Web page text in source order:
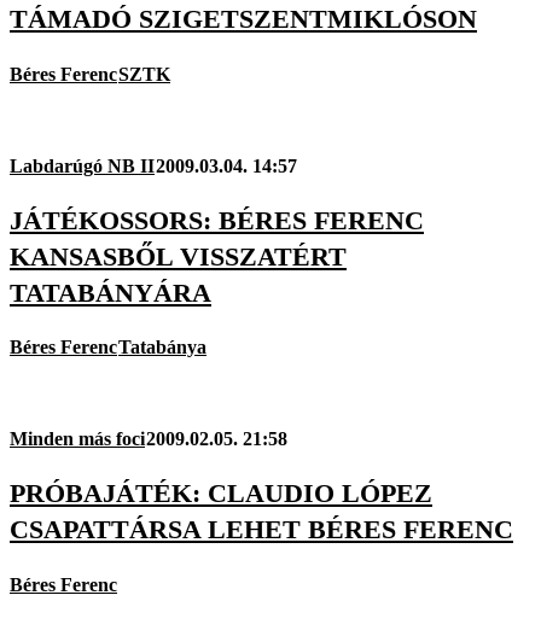
TÁMADÓ SZIGETSZENTMIKLÓSON
Béres FerencSZTK
Labdarúgó NB II2009.03.04. 14:57
JÁTÉKOSSORS: BÉRES FERENC
KANSASBŐL VISSZATÉRT
TATABÁNYÁRA
Béres FerencTatabánya
Minden más foci2009.02.05. 21:58
PRÓBAJÁTÉK: CLAUDIO LÓPEZ
CSAPATTÁRSA LEHET BÉRES FERENC
Béres Ferenc